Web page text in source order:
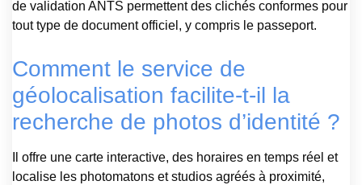
de validation ANTS permettent des clichés conformes pour
tout type de document officiel, y compris le passeport.
Comment le service de
géolocalisation facilite-t-il la
recherche de photos d’identité ?
Il offre une carte interactive, des horaires en temps réel et
localise les photomatons et studios agréés à proximité,